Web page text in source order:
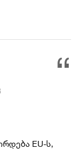
EU-ს,